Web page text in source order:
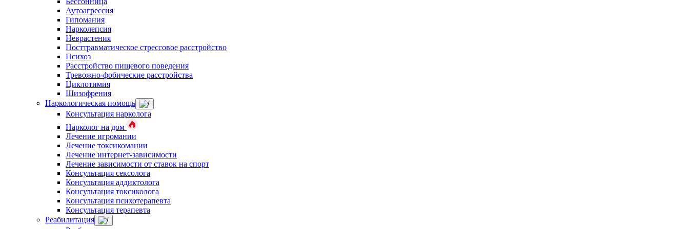
Аутоагрессия
Гипомания
Нарколепсия
Неврастения
Посттравматическое стрессовое расстройство
Психоз
Расстройство пищевого поведения
Тревожно-фобические расстройства
Циклотимия
Шизофрения
Наркологическая помощь
Консультация нарколога
Нарколог на дом
Лечение игромании
Лечение токсикомании
Лечение интернет-зависимости
Лечение зависимости от ставок на спорт
Консультация сексолога
Консультация аддиктолога
Консультация токсиколога
Консультация психотерапевта
Консультация терапевта
Реабилитация